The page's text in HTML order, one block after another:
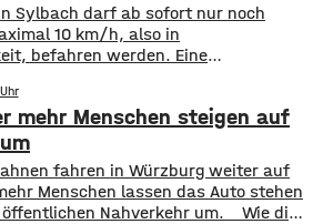
Sylbach darf ab sofort nur noch
10 km/h, also in
befahren werden. Eine
veröffentlicht.
Schwerlastverkehr aufgrund der
der Nassachbrücke in Haßfurt
hat. Durch die Begrenzung der
soll das über 50 Jahre
mehr Menschen steigen auf
fahren in Würzburg weiter auf
Menschen lassen das Auto stehen
Nahverkehr um. ​Wie die